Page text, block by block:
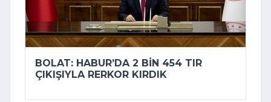
BOLAT: HABUR’DA 2 BIN 454 TIR
ÇIKIŞIYLA RERKOR KIRDIK